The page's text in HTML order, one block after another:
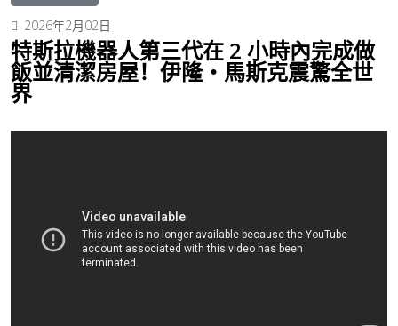
2026年2月02日
特斯拉機器人第三代在 2 小時內完成做
飯並清潔房屋！伊隆・馬斯克震驚全世
界